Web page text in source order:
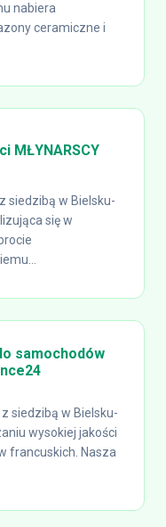
nabiera
ceramiczne i
MŁYNARSCY
siedzibą w Bielsku-
się w
samochodów
siedzibą w Bielsku-
wysokiej jakości
francuskich. Nasza